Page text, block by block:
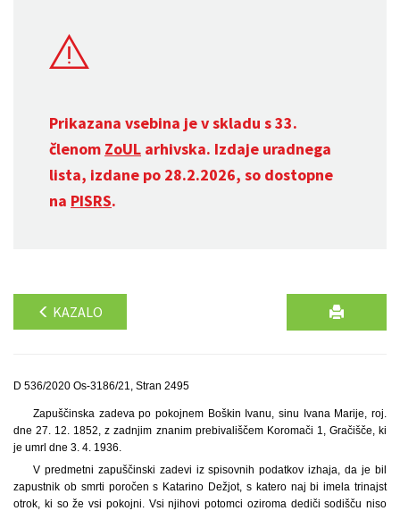
Prikazana vsebina je v skladu s 33.
členom ZoUL arhivska. Izdaje uradnega
lista, izdane po 28.2.2026, so dostopne
na PISRS.
KAZALO
D 536/2020 Os-3186/21, Stran 2495
Zapuščinska zadeva po pokojnem Boškin Ivanu, sinu Ivana Marije, roj.
dne 27. 12. 1852, z zadnjim znanim prebivališčem Koromači 1, Gračišče, ki
je umrl dne 3. 4. 1936.
V predmetni zapuščinski zadevi iz spisovnih podatkov izhaja, da je bil
zapustnik ob smrti poročen s Katarino Dežjot, s katero naj bi imela trinajst
otrok, ki so že vsi pokojni. Vsi njihovi potomci oziroma dediči sodišču niso